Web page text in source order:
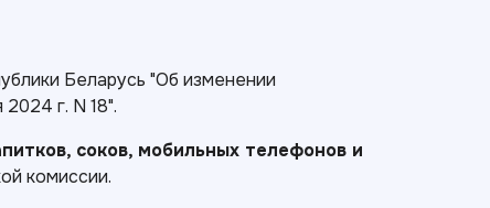
Беларусь "Об изменении
г. N 18".
соков, мобильных телефонов и
комиссии.